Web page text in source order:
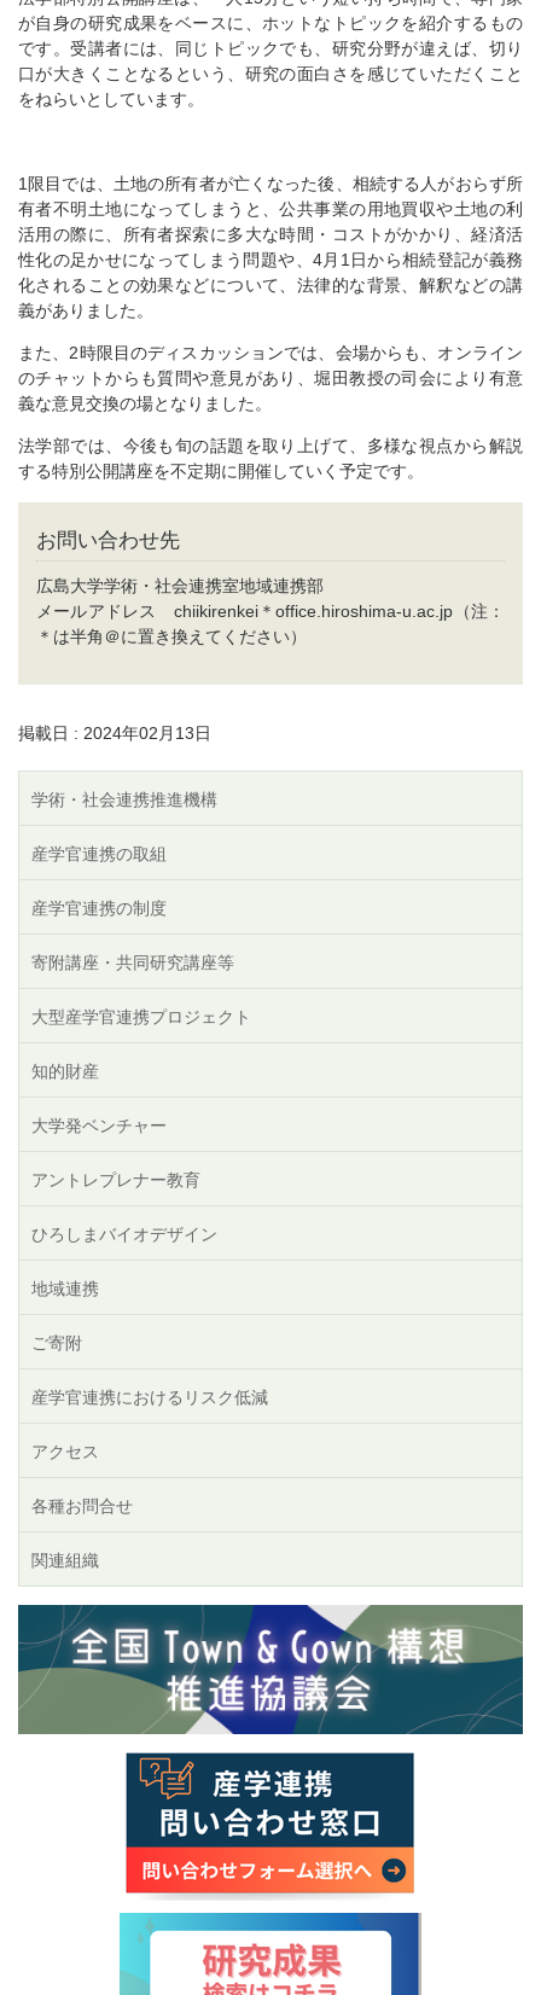
が自身の研究成果をベースに、ホットなトピックを紹介するもの
です。受講者には、同じトピックでも、研究分野が違えば、切り
口が大きくことなるという、研究の面白さを感じていただくこと
をねらいとしています。
1限目では、土地の所有者が亡くなった後、相続する人がおらず所
有者不明土地になってしまうと、公共事業の用地買収や土地の利
活用の際に、所有者探索に多大な時間・コストがかかり、経済活
性化の足かせになってしまう問題や、4月1日から相続登記が義務
化されることの効果などについて、法律的な背景、解釈などの講
義がありました。
また、2時限目のディスカッションでは、会場からも、オンライン
のチャットからも質問や意見があり、堀田教授の司会により有意
義な意見交換の場となりました。
法学部では、今後も旬の話題を取り上げて、多様な視点から解説
する特別公開講座を不定期に開催していく予定です。
お問い合わせ先
広島大学学術・社会連携室地域連携部
メールアドレス chiikirenkei＊office.hiroshima-u.ac.jp（注：
＊は半角＠に置き換えてください）
掲載日 : 2024年02月13日
学術・社会連携推進機構
産学官連携の取組
産学官連携の制度
寄附講座・共同研究講座等
大型産学官連携プロジェクト
知的財産
大学発ベンチャー
アントレプレナー教育
ひろしまバイオデザイン
地域連携
ご寄附
産学官連携におけるリスク低減
アクセス
各種お問合せ
関連組織